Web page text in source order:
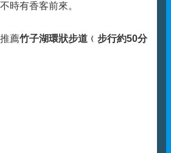
時有香客前來。
薦竹子湖環狀步道﹙步行約50分